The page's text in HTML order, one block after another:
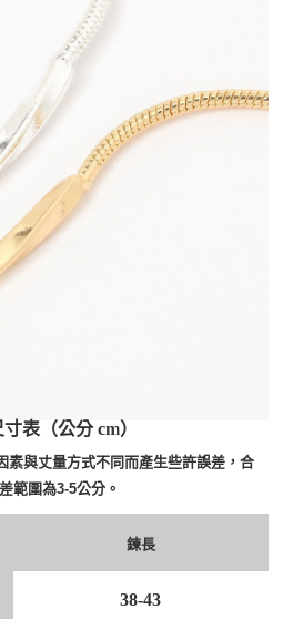
表（公分 cm）
素與丈量方式不同而產生些許誤差，合
範圍為3-5公分。
鍊長
38-43